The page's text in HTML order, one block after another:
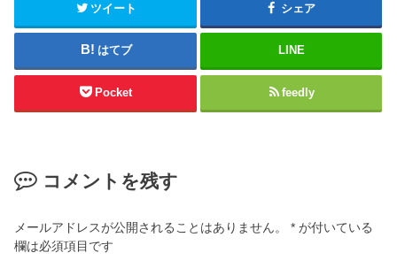
ツイート シェア
はてブ LINE
Pocket feedly
コメントを残す
メールアドレスが公開されることはありません。 * が付いている
欄は必須項目です